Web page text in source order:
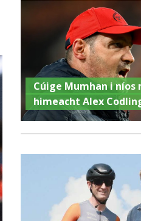
Cúige Mumhan i
himeacht Alex